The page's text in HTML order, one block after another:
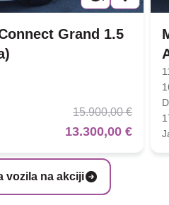
vozila na akciji
Grand 1.5
15.900,00 €
13.300,00 €